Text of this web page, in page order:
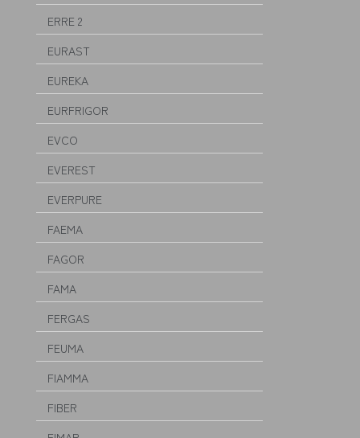
ERRE 2
EURAST
EUREKA
EURFRIGOR
EVCO
EVEREST
EVERPURE
FAEMA
FAGOR
FAMA
FERGAS
FEUMA
FIAMMA
FIBER